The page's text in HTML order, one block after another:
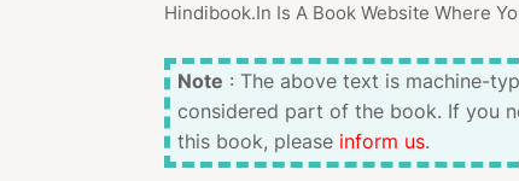
Hindibook.In Is A Book Website Where
Note : The above text is machine-
considered part of the book. If you
this book, please inform us.